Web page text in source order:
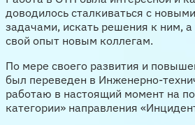
доводилось сталкиваться с
задачами, искать решения к ним,
свой опыт новым коллегам.
По мере своего развития и
был переведен в Инженерно-
работаю в настоящий момент на
категории» направления